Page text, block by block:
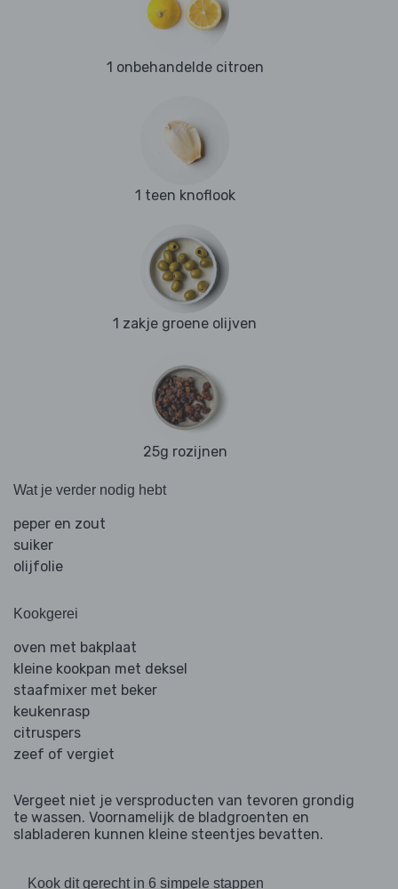
1 onbehandelde citroen
1 teen knoflook
1 zakje groene olijven
25g rozijnen
Wat je verder nodig hebt
peper en zout
suiker
olijfolie
Kookgerei
oven met bakplaat
kleine kookpan met deksel
staafmixer met beker
keukenrasp
citruspers
zeef of vergiet
Vergeet niet je versproducten van tevoren grondig
te wassen. Voornamelijk de bladgroenten en
slabladeren kunnen kleine steentjes bevatten.
Kook dit gerecht in 6 simpele stappen